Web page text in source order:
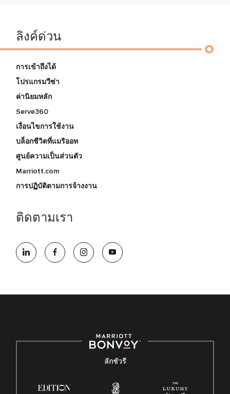
ลิงค์ด่วน
การเข้าถึงได้
โปรแกรมวีซ่า
ค่านิยมหลัก
Serve360
เงื่อนไขการใช้งาน
บล็อกชีวิตที่แมริออท
ศูนย์ความเป็นส่วนตัว
Marriott.com
การปฏิบัติตามการจ้างงาน
ติดตามเรา
ลักชัวรี